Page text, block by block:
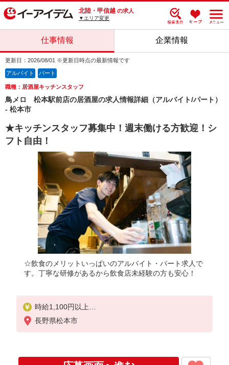
北陸・甲信越 の求人
▼エリア変更
仕事情報 企業情報
更新日：2026/08/01 ※更新日時点の最新情報です
アルバイト パート
職種：居酒屋キッチンスタッフ
鳥メロ 松本駅前店の居酒屋の求人情報詳細（アルバイト/パート）
- 松本市
★キッチンスタッフ募集中！週末働ける方歓迎！シ
フト自由！
☆飲食のメリットいっぱいのアルバイト・パート求人で
す。丁寧な研修があるから飲食店未経験の方も安心！
時給1,100円以上
高校生 時給1,061円以上
高校生研修 時給1,061円
長野県松本市